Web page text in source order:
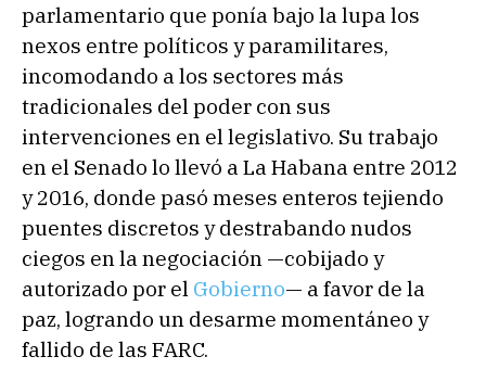
parlamentario que ponía bajo la lupa los
nexos entre políticos y paramilitares,
incomodando a los sectores más
tradicionales del poder con sus
intervenciones en el legislativo. Su trabajo
en el Senado lo llevó a La Habana entre 2012
y 2016, donde pasó meses enteros tejiendo
puentes discretos y destrabando nudos
ciegos en la negociación —cobijado y
autorizado por el Gobierno— a favor de la
paz, logrando un desarme momentáneo y
fallido de las FARC.